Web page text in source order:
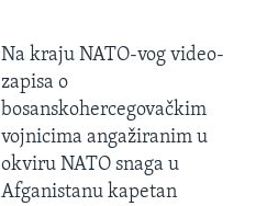
Na kraju NATO-vog video-
zapisa o
bosanskohercegovačkim
vojnicima angažiranim u
okviru NATO snaga u
Afganistanu kapetan